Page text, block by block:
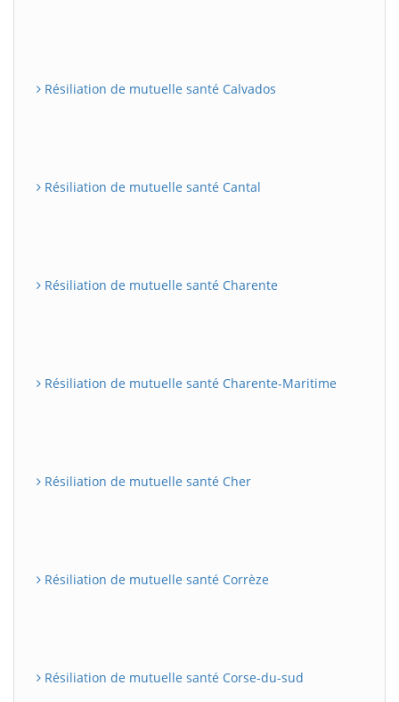
Résiliation de mutuelle santé Calvados
Résiliation de mutuelle santé Cantal
Résiliation de mutuelle santé Charente
Résiliation de mutuelle santé Charente-Maritime
Résiliation de mutuelle santé Cher
Résiliation de mutuelle santé Corrèze
Résiliation de mutuelle santé Corse-du-sud